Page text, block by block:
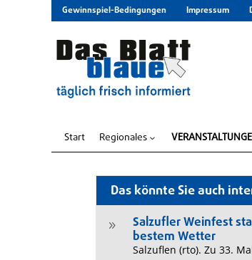
Gewinnspiel-Bedingungen Impressum
Start Regionales 3
Das könnte Sie auch
9
Salzufler Weinfest
bestem Wetter
Salzuflen (rto). Zu 33.